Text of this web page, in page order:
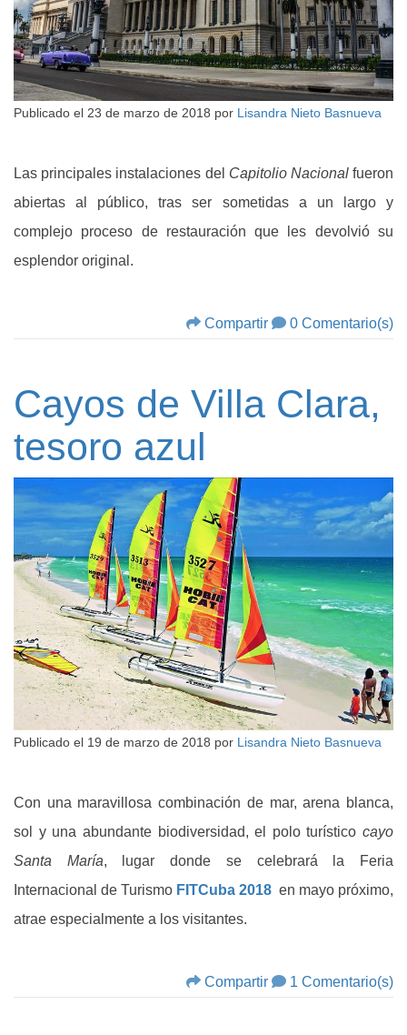
Publicado el 23 de marzo de 2018 por Lisandra Nieto Basnueva
Las principales instalaciones del Capitolio Nacionalfueron
abiertas al público, tras ser sometidas a un largo y
complejo proceso de restauración que les devolvió su
esplendor original.
Compartir 0 Comentario(s)
Cayos de Villa Clara,
tesoro azul
Publicado el 19 de marzo de 2018 por Lisandra Nieto Basnueva
Con una maravillosa combinación de mar, arena blanca,
sol y una abundante biodiversidad, el polo turístico cayo
Santa María, lugar donde se celebrará la Feria
Internacional de Turismo FITCuba 2018 en mayo próximo,
atrae especialmente a los visitantes.
Compartir 1 Comentario(s)